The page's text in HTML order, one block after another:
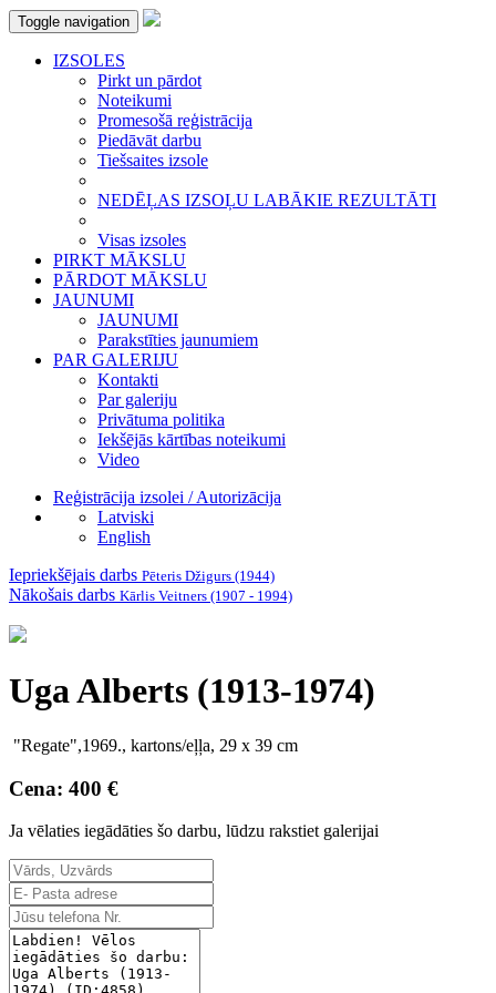
Toggle navigation
IZSOLES
Pirkt un pārdot
Noteikumi
Promesošā reģistrācija
Piedāvāt darbu
Tiešsaites izsole
NEDĒĻAS IZSOĻU LABĀKIE REZULTĀTI
Visas izsoles
PIRKT MĀKSLU
PĀRDOT MĀKSLU
JAUNUMI
JAUNUMI
Parakstīties jaunumiem
PAR GALERIJU
Kontakti
Par galeriju
Privātuma politika
Iekšējās kārtības noteikumi
Video
Reģistrācija izsolei / Autorizācija
Latviski
English
Iepriekšējais darbs Pēteris Džigurs (1944)
Nākošais darbs Kārlis Veitners (1907 - 1994)
Uga Alberts (1913-1974)
"Regate",1969., kartons/eļļa, 29 x 39 cm
Cena: 400 €
Ja vēlaties iegādāties šo darbu, lūdzu rakstiet galerijai